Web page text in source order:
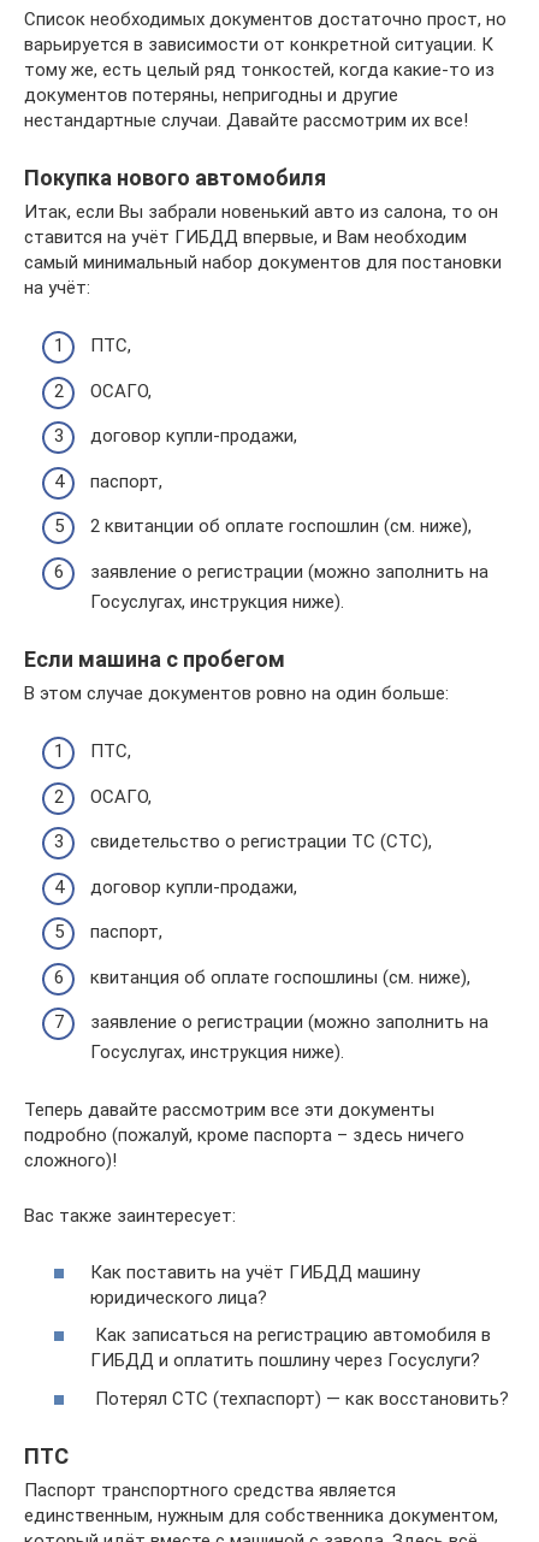
Список необходимых документов достаточно прост, но
варьируется в зависимости от конкретной ситуации. К
тому же, есть целый ряд тонкостей, когда какие-то из
документов потеряны, непригодны и другие
нестандартные случаи. Давайте рассмотрим их все!
Покупка нового автомобиля
Итак, если Вы забрали новенький авто из салона, то он
ставится на учёт ГИБДД впервые, и Вам необходим
самый минимальный набор документов для постановки
на учёт:
ПТС,
ОСАГО,
договор купли-продажи,
паспорт,
2 квитанции об оплате госпошлин (см. ниже),
заявление о регистрации (можно заполнить на
Госуслугах, инструкция ниже).
Если машина с пробегом
В этом случае документов ровно на один больше:
ПТС,
ОСАГО,
свидетельство о регистрации ТС (СТС),
договор купли-продажи,
паспорт,
квитанция об оплате госпошлины (см. ниже),
заявление о регистрации (можно заполнить на
Госуслугах, инструкция ниже).
Теперь давайте рассмотрим все эти документы
подробно (пожалуй, кроме паспорта – здесь ничего
сложного)!
Вас также заинтересует:
Как поставить на учёт ГИБДД машину
юридического лица?
Как записаться на регистрацию автомобиля в
ГИБДД и оплатить пошлину через Госуслуги?
Потерял СТС (техпаспорт) — как восстановить?
ПТС
Паспорт транспортного средства является
единственным, нужным для собственника документом,